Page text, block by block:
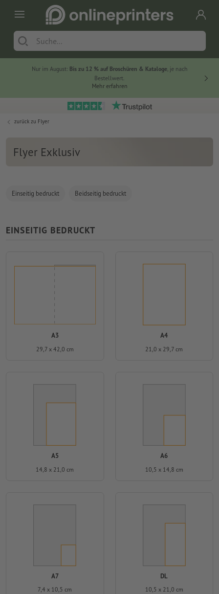
Nur im August: Bis zu 12 % auf Broschüren & Kataloge, je nach
Bestellwert.
Mehr erfahren
zurück zu Flyer
Flyer Exklusiv
Einseitig bedruckt Beidseitig bedruckt
EINSEITIG BEDRUCKT
A3
29,7 x 42,0 cm
A4
21,0 x 29,7 cm
A5
14,8 x 21,0 cm
A6
10,5 x 14,8 cm
A7
7,4 x 10,5 cm
DL
10,5 x 21,0 cm